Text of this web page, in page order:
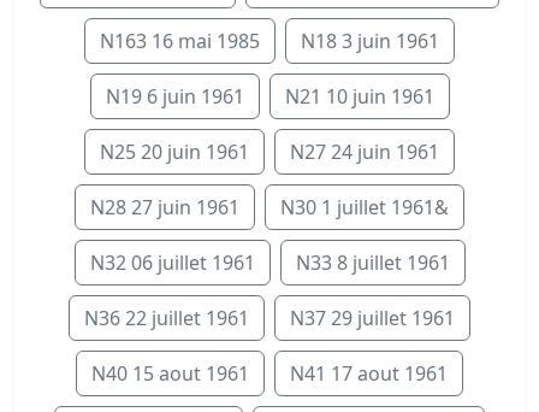
N163 16 mai 1985 N18 3 juin 1961
N19 6 juin 1961 N21 10 juin 1961
N25 20 juin 1961 N27 24 juin 1961
N28 27 juin 1961 N30 1 juillet 1961&
N32 06 juillet 1961 N33 8 juillet 1961
N36 22 juillet 1961 N37 29 juillet 1961
N40 15 aout 1961 N41 17 aout 1961